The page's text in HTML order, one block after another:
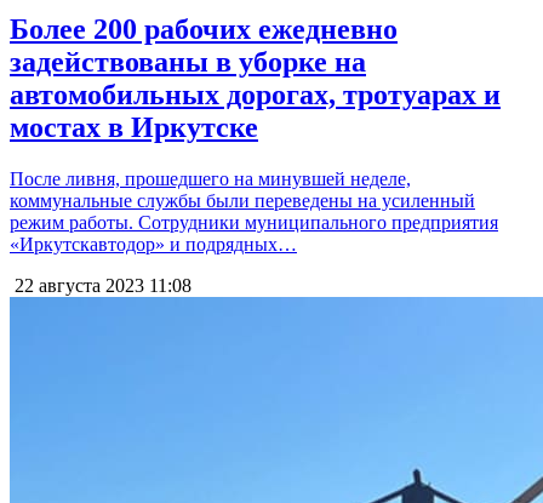
Более 200 рабочих ежедневно
задействованы в уборке на
автомобильных дорогах, тротуарах и
мостах в Иркутске
После ливня, прошедшего на минувшей неделе,
коммунальные службы были переведены на усиленный
режим работы. Сотрудники муниципального предприятия
«Иркутскавтодор» и подрядных…
22 августа 2023 11:08